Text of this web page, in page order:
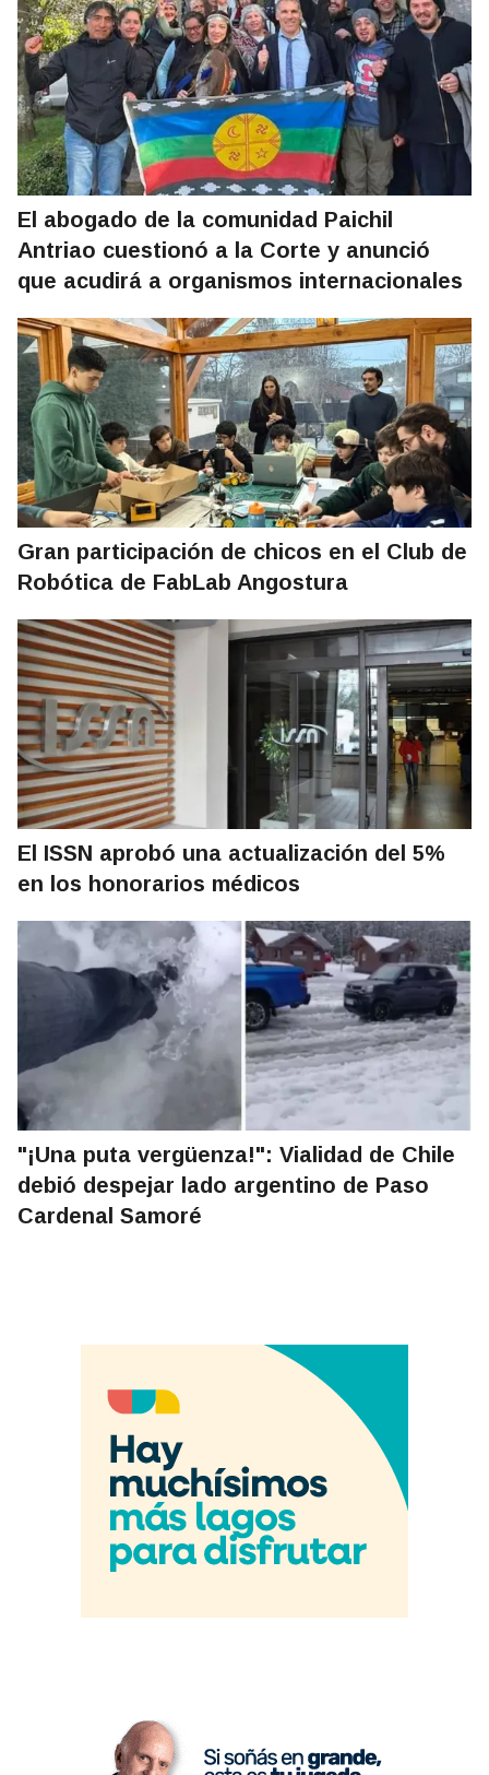
El abogado de la comunidad Paichil
Antriao cuestionó a la Corte y anunció
que acudirá a organismos internacionales
Gran participación de chicos en el Club de
Robótica de FabLab Angostura
El ISSN aprobó una actualización del 5%
en los honorarios médicos
"¡Una puta vergüenza!": Vialidad de Chile
debió despejar lado argentino de Paso
Cardenal Samoré